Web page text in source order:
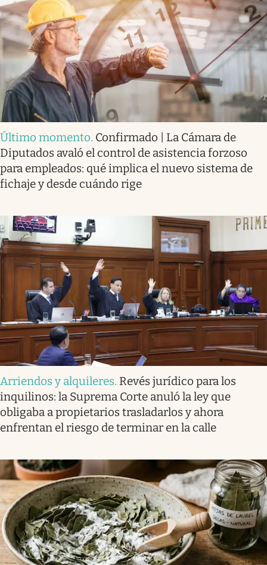
Último momento. Confirmado | La Cámara de
Diputados avaló el control de asistencia forzoso
para empleados: qué implica el nuevo sistema de
fichaje y desde cuándo rige
Arriendos y alquileres. Revés jurídico para los
inquilinos: la Suprema Corte anuló la ley que
obligaba a propietarios trasladarlos y ahora
enfrentan el riesgo de terminar en la calle